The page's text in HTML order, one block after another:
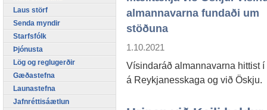
almannavarna fundaði um
stöðuna
1.10.2021
Vísindaráð almannavarna hittist
á Reykjanesskaga og við Öskju.
Laus störf
Senda myndir
Starfsfólk
Þjónusta
Lög og reglugerðir
Gæðastefna
Launastefna
Jafnréttisáætlun